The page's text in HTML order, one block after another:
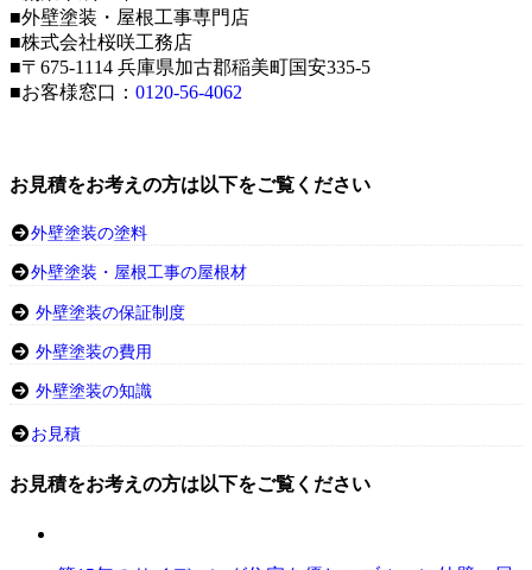
■外壁塗装・屋根工事専門店
■株式会社桜咲工務店
■〒675-1114 兵庫県加古郡稲美町国安335-5
■お客様窓口： 0120-56-4062
お見積をお考えの方は以下をご覧ください
外壁塗装の塗料
外壁塗装・屋根工事の屋根材
外壁塗装の保証制度
外壁塗装の費用
外壁塗装の知識
お見積
お見積をお考えの方は以下をご覧ください